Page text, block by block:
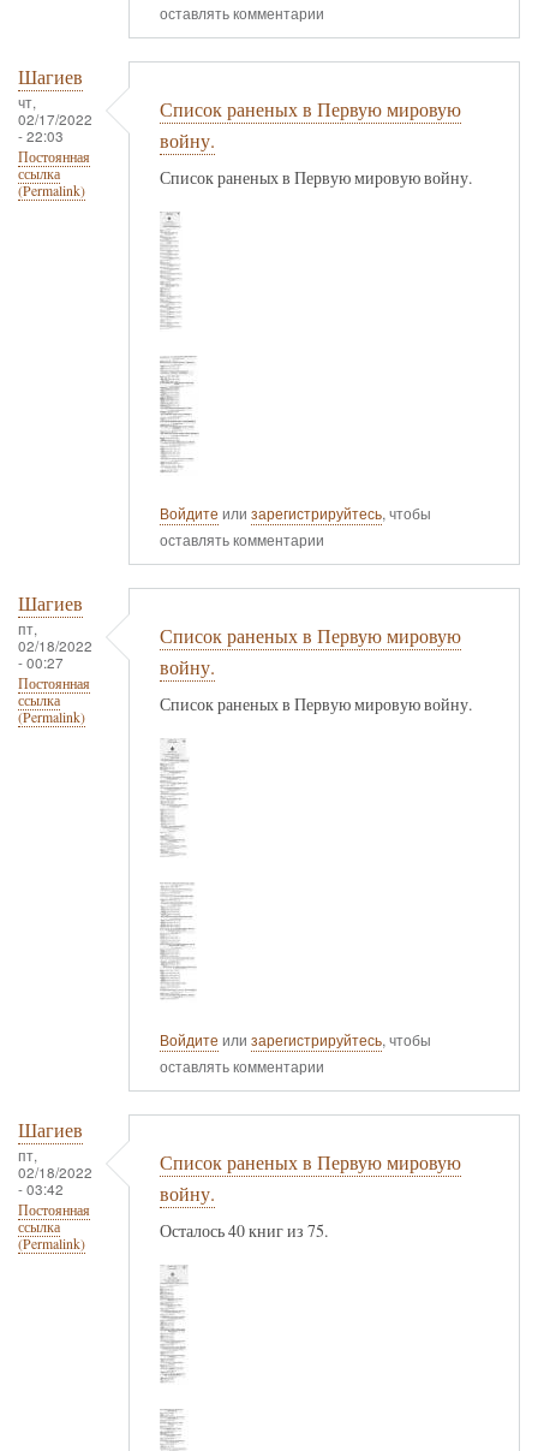
оставлять комментарии
Шагиев
чт,
02/17/2022
- 22:03
Постоянная
ссылка
(Permalink)
Список раненых в Первую мировую
войну.
Список раненых в Первую мировую войну.
Войдите или зарегистрируйтесь, чтобы
оставлять комментарии
Шагиев
пт,
02/18/2022
- 00:27
Постоянная
ссылка
(Permalink)
Список раненых в Первую мировую
войну.
Список раненых в Первую мировую войну.
Войдите или зарегистрируйтесь, чтобы
оставлять комментарии
Шагиев
пт,
02/18/2022
- 03:42
Постоянная
ссылка
(Permalink)
Список раненых в Первую мировую
войну.
Осталось 40 книг из 75.